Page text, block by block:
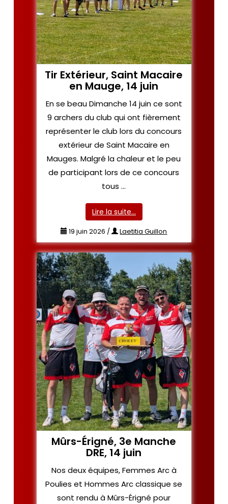
Tir Extérieur, Saint Macaire
en Mauge, 14 juin
En se beau Dimanche 14 juin ce sont
9 archers du club qui ont fièrement
représenter le club lors du concours
extérieur de Saint Macaire en
Mauges. Malgré la chaleur et le peu
de participant lors de ce concours
tous …
Lire la suite…
19 juin 2026 / Laetitia Guillon
Mûrs-Érigné, 3e Manche
DRE, 14 juin
Nos deux équipes, Femmes Arc à
Poulies et Hommes Arc classique se
sont rendu à Mûrs-Érigné pour